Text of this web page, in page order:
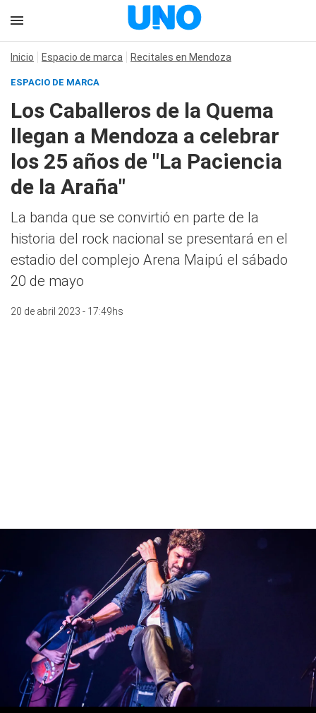
Inicio Espacio de marca Recitales en Mendoza
ESPACIO DE MARCA
Los Caballeros de la Quema
llegan a Mendoza a celebrar
los 25 años de "La Paciencia
de la Araña"
La banda que se convirtió en parte de la
historia del rock nacional se presentará en el
estadio del complejo Arena Maipú el sábado
20 de mayo
20 de abril 2023 - 17:49hs